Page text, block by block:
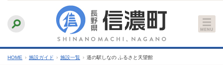
文
へ
ふりがなをつける
文字サイズ
縮小 標準 拡大
HOME › 施設ガイド › 施設一覧 › 道の駅しなの ふるさと天望館